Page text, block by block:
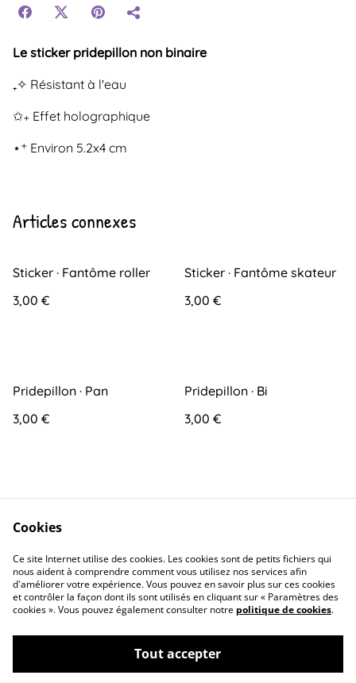
Le sticker pridepillon non binaire
₊✧ Résistant à l'eau
✩₊ Effet holographique
⋆⁺ Environ 5.2x4 cm
Articles connexes
Sticker · Fantôme roller
3,00 €
Sticker · Fantôme skateur
3,00 €
Pridepillon · Pan
3,00 €
Pridepillon · Bi
3,00 €
Contact Conditions générales
©2026Lyanoa
Cookies
Ce site Internet utilise des cookies. Les cookies sont de petits fichiers qui
nous aident à comprendre comment vous utilisez nos services afin
d'améliorer votre expérience. Vous pouvez en savoir plus sur ces cookies
et contrôler la façon dont ils sont utilisés en cliquant sur « Paramètres des
cookies ». Vous pouvez également consulter notre politique de cookies.
Tout accepter